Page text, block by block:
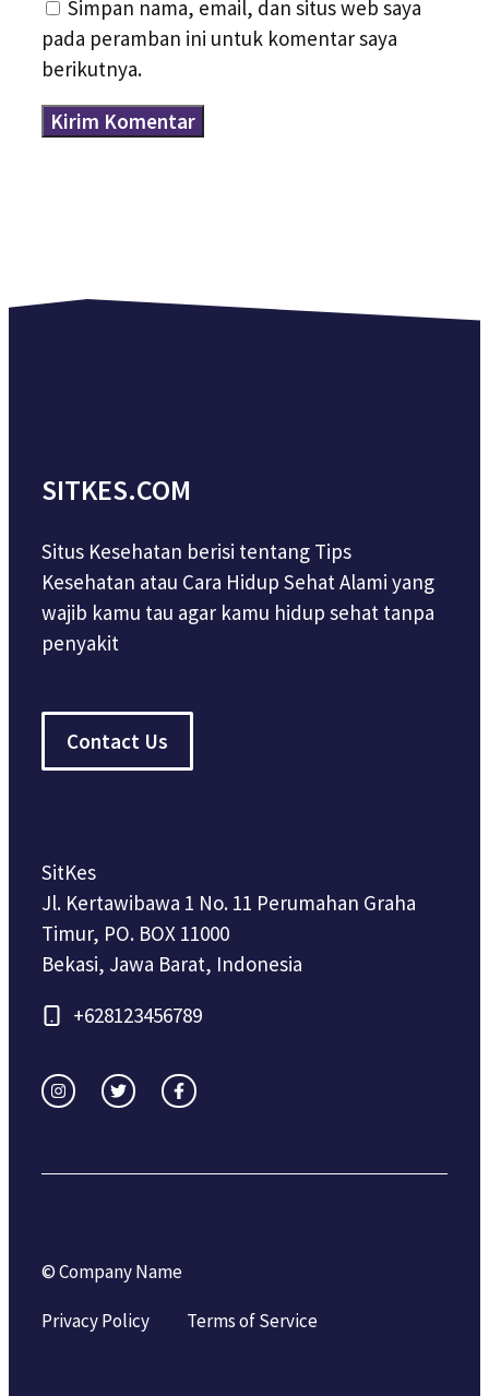
Simpan nama, email, dan situs web saya
pada peramban ini untuk komentar saya
berikutnya.
SITKES.COM
Situs Kesehatan berisi tentang Tips
Kesehatan atau Cara Hidup Sehat Alami yang
wajib kamu tau agar kamu hidup sehat tanpa
penyakit
Contact Us
SitKes
Jl. Kertawibawa 1 No. 11 Perumahan Graha
Timur, PO. BOX 11000
Bekasi, Jawa Barat, Indonesia
+628123456789
© Company Name
Privacy Policy Terms of Service